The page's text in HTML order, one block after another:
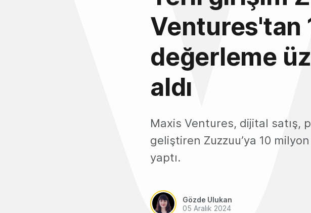
Ventures'tan
değerleme
aldı
Maxis Ventures, dijital satış,
geliştiren Zuzzuu’ya 10
yaptı.
Gözde Ulukan
05 Aralık 2024